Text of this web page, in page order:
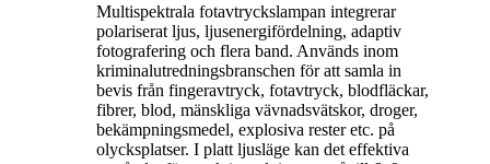
Multispektrala fotavtryckslampan integrerar
polariserat ljus, ljusenergifördelning, adaptiv
fotografering och flera band. Används inom
kriminalutredningsbranschen för att samla in
bevis från fingeravtryck, fotavtryck, blodfläckar,
fibrer, blod, mänskliga vävnadsvätskor, droger,
bekämpningsmedel, explosiva rester etc. på
olycksplatser. I platt ljusläge kan det effektiva